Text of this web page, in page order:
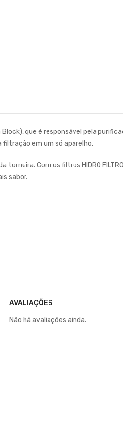
que é responsável pela
filtração em um só aparelho.
Com os filtros HIDRO
sabor.
AVALIAÇÕES
Não há avaliações ainda.